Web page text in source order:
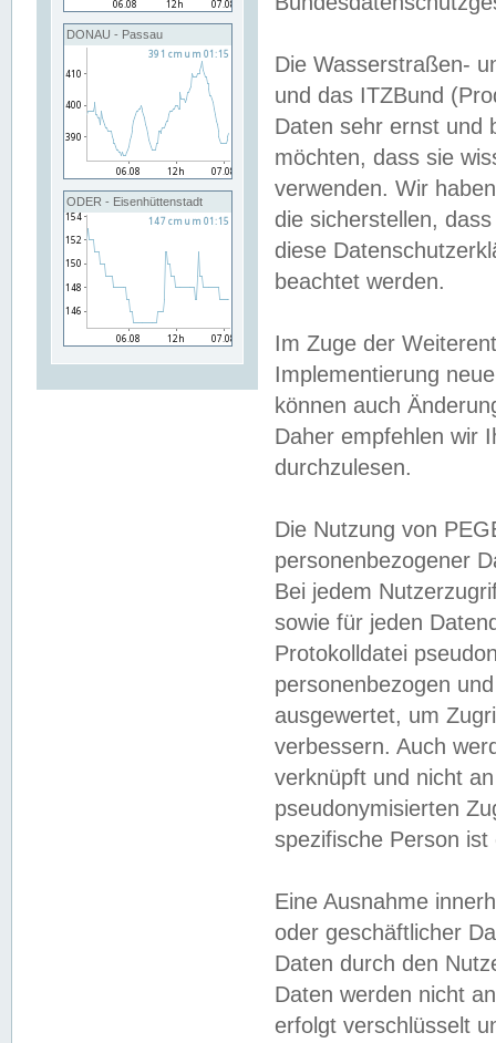
DONAU - Passau
ODER - Eisenhüttenstadt
Die Wasserstraßen-
und das ITZBund
Daten sehr ernst und
möchten, dass sie
verwenden. Wir
die sicherstellen,
diese
beachtet werden.
Im Zuge der
Implementierung
können auch
Daher empfehlen wir
durchzulesen.
Die Nutzung von
personenbezogener
Bei jedem
sowie für jeden
Protokolldatei
personenbezogen
ausgewertet, um
verbessern. Auch
verknüpft und nicht
pseudonymisierten
spezifische Person
Eine Ausnahme
oder geschäftlicher
Daten durch den
Daten werden nicht
erfolgt verschlüsselt